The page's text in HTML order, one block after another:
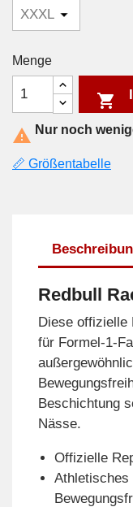
Menge

 Nur noch
📏 Größentabelle
Redbull
Diese offizielle
für Formel-1-
Beschichtung
Nässe.
Offizielle
Athletisches